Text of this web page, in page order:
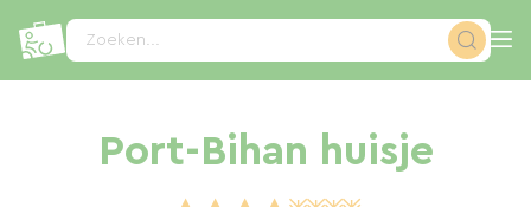
Zoeken...
Port-Bihan huisje
Cookies beheer paneel